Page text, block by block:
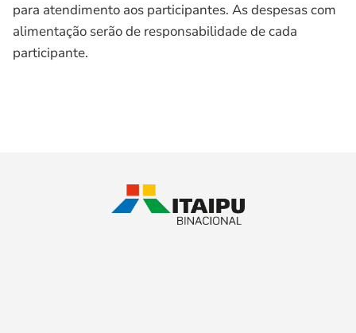
para atendimento aos participantes. As despesas com
alimentação serão de responsabilidade de cada
participante.